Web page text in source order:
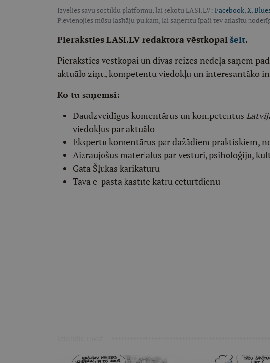
Izvēlies savu soctīklu platformu, lai sekotu LASI.LV: Facebook,X,
Pievienojies mūsu lasītāju pulkam, lai saņemtu īpaši tev atlasītu
Pieraksties LASI.LV redaktora vēstkopai šeit.
Pieraksties vēstkopai un divas reizes nedēļā saņem
aktuālo ziņu, kompetentu viedokļu un interesantāko
Ko tu saņemsi:
Daudzveidīgus komentārus un kompetentus
viedokļus par aktuālo
Ekspertu komentārus par dažādiem praktiskiem,
Aizraujošus materiālus par vēsturi, psiholoģiju,
Gata Šļūkas karikatūru
Tavā e-pasta kastītē katru ceturtdienu